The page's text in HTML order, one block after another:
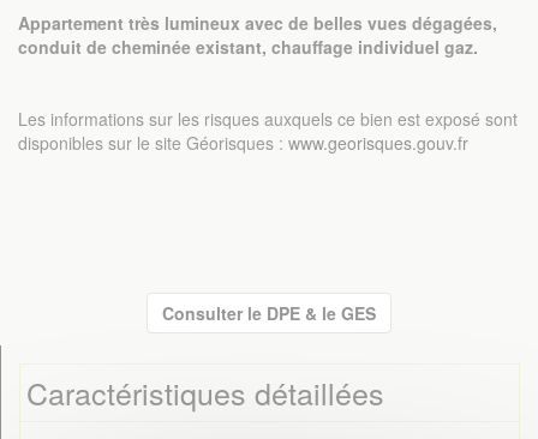
Appartement très lumineux avec de belles vues dégagées,
conduit de cheminée existant, chauffage individuel gaz.
Les informations sur les risques auxquels ce bien est exposé sont
disponibles sur le site Géorisques : www.georisques.gouv.fr
Consulter le DPE & le GES
Caractéristiques détaillées